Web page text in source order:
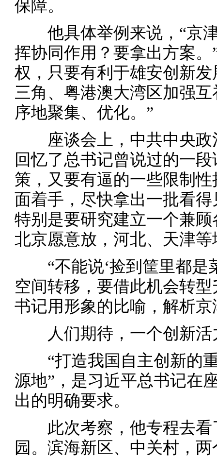
保障。
他具体举例来说，“京津
挥协同作用？要拿出方案
权，只要有利于雄安创新
三角、粤港澳大湾区加强
序地聚集、优化。”
座谈会上，中共中央政
回忆了总书记曾说过的一
策，又要有逼的一些限制性
面着手，尽快拿出一批看
特别是要研究建立一个兼
北京愿意放，河北、天津
“不能说‘捡到筐里都是
空间转移，要借此机会转
书记用形象的比喻，解析
人们期待，一个创新活
“打造我国自主创新的重
源地”，是习近平总书记在
出的明确要求。
此次考察，他专程去看
园。滨海新区、中关村，